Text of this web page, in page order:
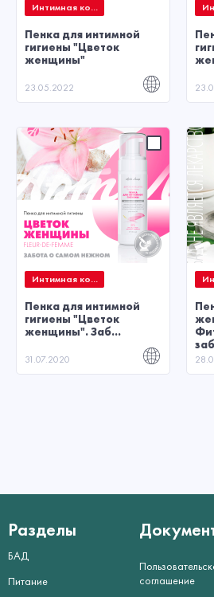
Интимная ко...
Пенка для интимной
гигиены "Цветок
женщины"
23.05.2022
Интимная ко...
Пенка для интимной
гигиены "Цветок
женщины". Заб...
31.07.2020
Разделы
БАД
Питание
соглашение